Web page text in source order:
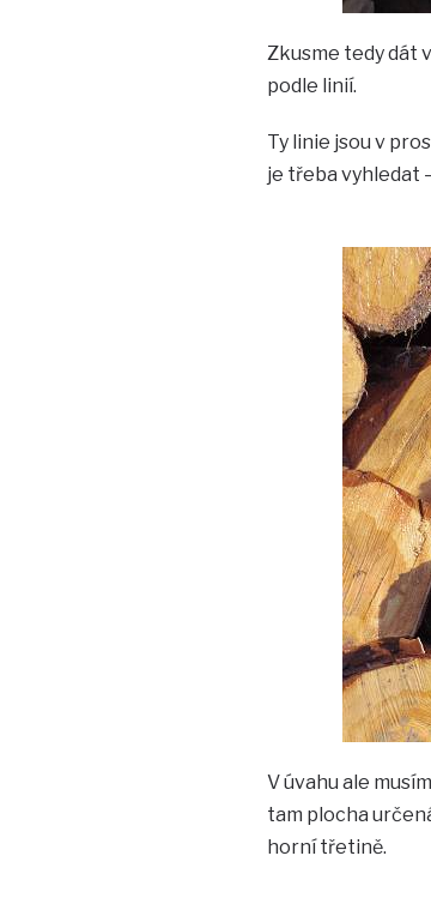
Zkusme tedy dát
podle linií.
Ty linie jsou v
je třeba vyhledat
V úvahu ale
tam plocha
horní třetině.